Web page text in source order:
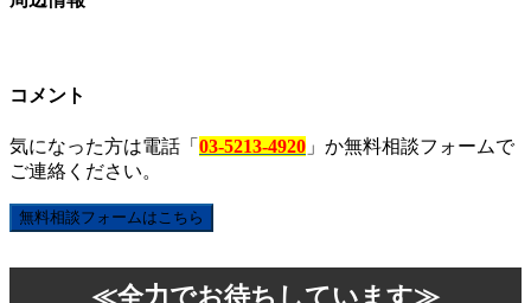
コメント
気になった方は電話「 03-5213-4920 」か無料相談フォームで
ご連絡ください。
無料相談フォームはこちら
≪全力でお待ちしています≫